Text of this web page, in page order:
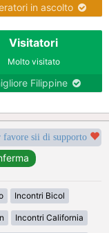
in ascolto
Visitatori
Molto visitato
Filippine
sii di supporto
Incontri Bicol
Incontri California